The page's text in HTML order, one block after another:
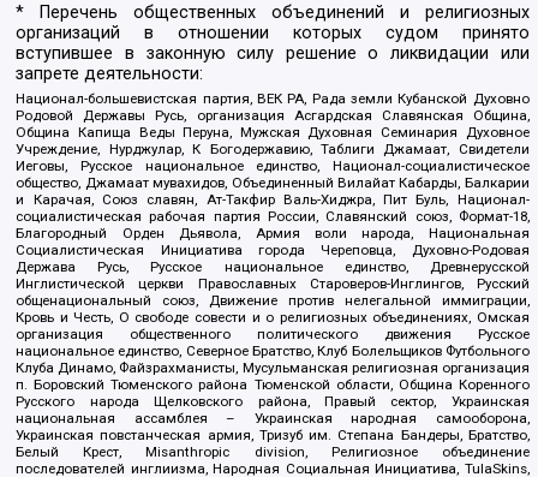
* Перечень общественных объединений и религиозных
организаций в отношении которых судом принято
вступившее в законную силу решение о ликвидации или
запрете деятельности:
Национал-большевистская партия, ВЕК РА, Рада земли Кубанской Духовно
Родовой Державы Русь, организация Асгардская Славянская Община,
Община Капища Веды Перуна, Мужская Духовная Семинария Духовное
Учреждение, Нурджулар, К Богодержавию, Таблиги Джамаат, Свидетели
Иеговы, Русское национальное единство, Национал-социалистическое
общество, Джамаат мувахидов, Объединенный Вилайат Кабарды, Балкарии
и Карачая, Союз славян, Ат-Такфир Валь-Хиджра, Пит Буль, Национал-
социалистическая рабочая партия России, Славянский союз, Формат-18,
Благородный Орден Дьявола, Армия воли народа, Национальная
Социалистическая Инициатива города Череповца, Духовно-Родовая
Держава Русь, Русское национальное единство, Древнерусской
Инглистической церкви Православных Староверов-Инглингов, Русский
общенациональный союз, Движение против нелегальной иммиграции,
Кровь и Честь, О свободе совести и о религиозных объединениях, Омская
организация общественного политического движения Русское
национальное единство, Северное Братство, Клуб Болельщиков Футбольного
Клуба Динамо, Файзрахманисты, Мусульманская религиозная организация
п. Боровский Тюменского района Тюменской области, Община Коренного
Русского народа Щелковского района, Правый сектор, Украинская
национальная ассамблея – Украинская народная самооборона,
Украинская повстанческая армия, Тризуб им. Степана Бандеры, Братство,
Белый Крест, Misanthropic division, Религиозное объединение
последователей инглиизма, Народная Социальная Инициатива, TulaSkins,